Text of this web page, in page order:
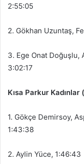
2:55:05
2. Gökhan Uzuntaş,
3. Ege Onat Doğuşlu,
3:02:17
Kısa Parkur Kadınlar (
1. Gökçe Demirsoy,
1:43:38
2. Aylin Yüce, 1:46:43